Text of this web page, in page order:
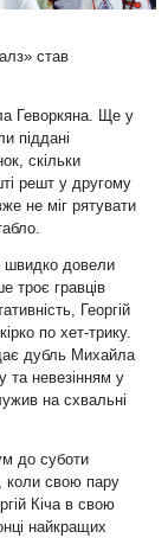
став
Геворкяна. Ще у
піддані
скільки
решт у другому
не міг рятувати
швидко довели
троє гравців
Георгій
по хет-трику.
дубль Михайла
та невезінням у
на схвальні
до суботи
коли свою пару
Кіча в свою
найкращих